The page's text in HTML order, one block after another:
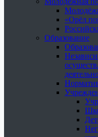
«Орёл
Образование